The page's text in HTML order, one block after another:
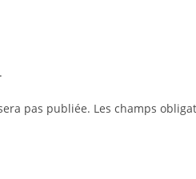
pas publiée. Les champs